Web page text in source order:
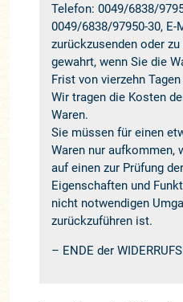
Telefon: 0049/6838/
0049/6838/97950-30,
zurückzusenden oder
gewahrt, wenn Sie die
Frist von vierzehn
Wir tragen die Kosten
Waren.
Sie müssen für einen
Waren nur aufkommen,
auf einen zur Prüfung
Eigenschaften und
nicht notwendigen
zurückzuführen ist.
– ENDE der